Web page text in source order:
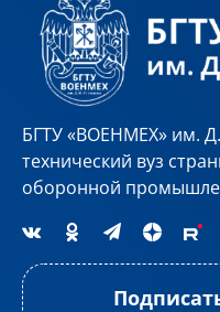
БГТУ «ВОЕНМЕХ» им.
технический вуз
оборонной